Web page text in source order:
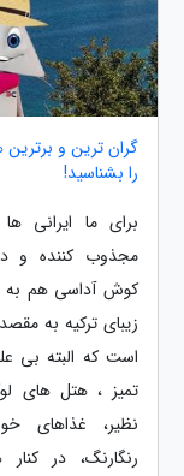
گران ترین و
را بشناسید!
برای ما ایرانی
مجذوب کننده و
کوش آداسی هم به
زیبای ترکیه به
است که البته
تمیز ، هتل های
نظیر، غذاهای
رنگارنگ، در